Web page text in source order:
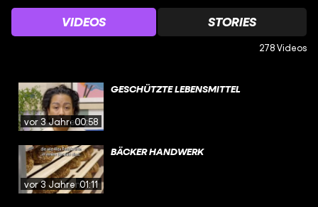
VIDEOS STORIES
278 Videos
vor 3 Jahren00:58
GESCHÜTZTE LEBENSMITTEL
vor 3 Jahren01:11
BÄCKER HANDWERK